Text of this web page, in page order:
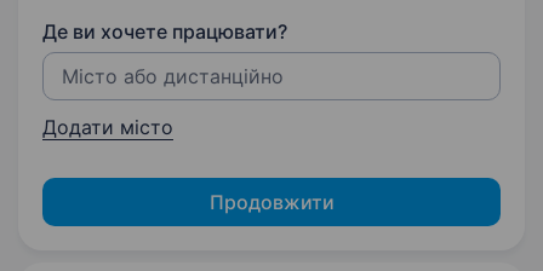
Де ви хочете працювати?
Додати місто
Продовжити